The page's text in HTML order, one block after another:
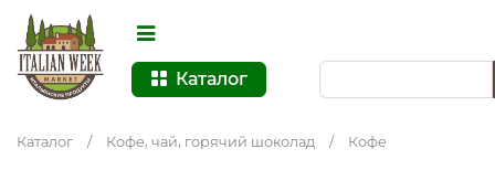
Каталог
Каталог / Кофе, чай, горячий шоколад / Кофе